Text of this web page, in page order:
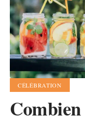
CÉLÉBRATION
Combien